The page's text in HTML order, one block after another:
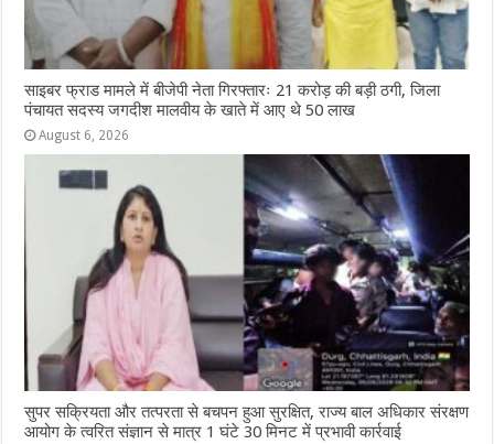
साइबर फ्राड मामले में बीजेपी नेता गिरफ्तारः 21 करोड़ की बड़ी ठगी, जिला
पंचायत सदस्य जगदीश मालवीय के खाते में आए थे 50 लाख
August 6, 2026
सुपर सक्रियता और तत्परता से बचपन हुआ सुरक्षित, राज्य बाल अधिकार संरक्षण
आयोग के त्वरित संज्ञान से मात्र 1 घंटे 30 मिनट में प्रभावी कार्रवाई